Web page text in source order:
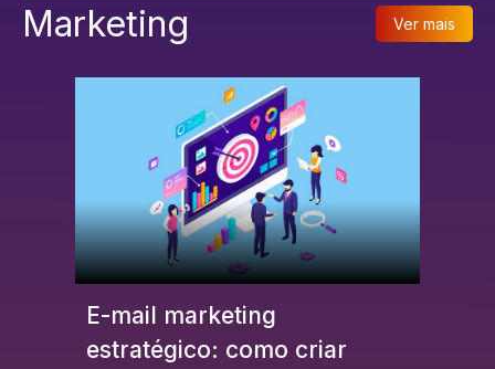
Marketing Ver mais
E-mail marketing
estratégico: como criar